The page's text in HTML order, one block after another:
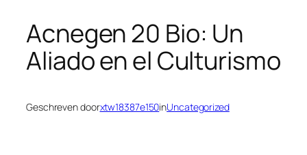
Acnegen 20 Bio: Un
Aliado en el Culturismo
Geschreven doorxtw18387e150inUncategorized